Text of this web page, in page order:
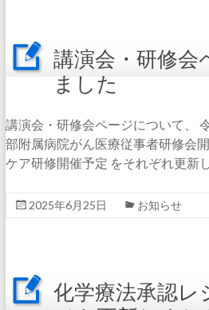
講演会・研修会
ました
講演会・研修会ページについて、
部附属病院がん医療従事者研修会
ケア研修開催予定 をそれぞれ更新
2025年6月25日 お知らせ
化学療法承認レ